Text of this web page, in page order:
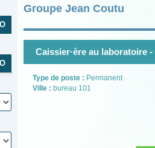
Groupe Jean Coutu
Caissier·ère au laboratoire
Type de poste : Permanent
Ville : bureau 101